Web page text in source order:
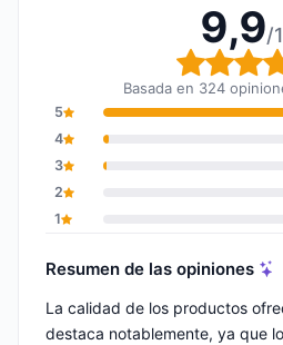
9,9/
Basada en 324
5
4
3
2
1
Resumen de las opiniones
La calidad de los productos
destaca notablemente, ya que